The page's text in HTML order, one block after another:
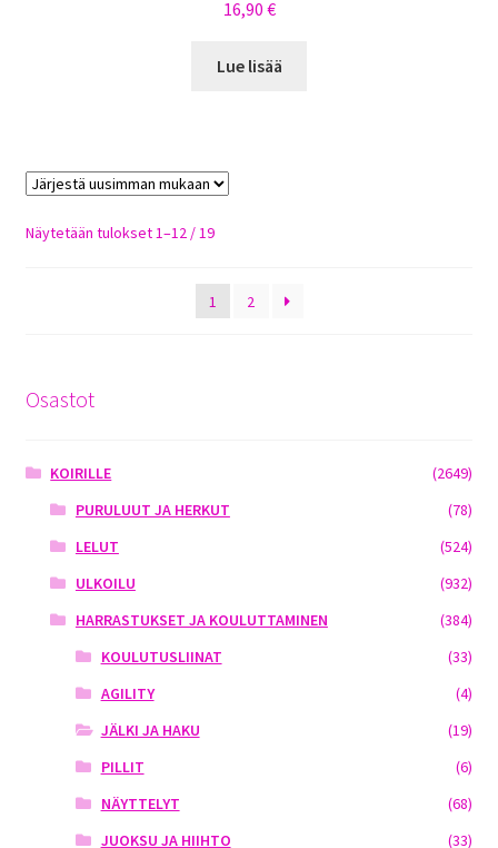
16,90 €
Lue lisää
Näytetään tulokset 1–12 / 19Sorted
latest
1
2
Osastot
KOIRILLE
(2649)
PURULUUT JA HERKUT
(78)
LELUT
(524)
ULKOILU
(932)
HARRASTUKSET JA KOULUTTAMINEN
(384)
KOULUTUSLIINAT
(33)
AGILITY
(4)
JÄLKI JA HAKU
(19)
PILLIT
(6)
NÄYTTELYT
(68)
JUOKSU JA HIIHTO
(33)